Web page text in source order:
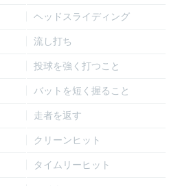
ヘッドスライディング
流し打ち
投球を強く打つこと
バットを短く握ること
走者を返す
クリーンヒット
タイムリーヒット